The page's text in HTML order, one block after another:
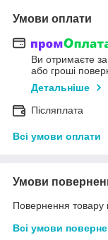
Умови оплати
Ви отримаєте
або гроші
Детальніше
Післяплата
Всі умови оплати
Умови
Повернення товару
Всі умови